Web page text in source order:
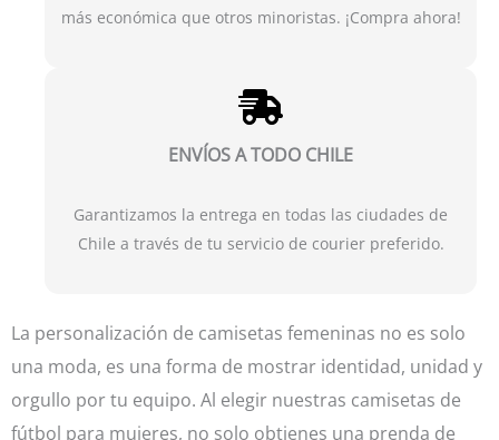
más económica que otros minoristas. ¡Compra ahora!
ENVÍOS A TODO CHILE
Garantizamos la entrega en todas las ciudades de
Chile a través de tu servicio de courier preferido.
La personalización de camisetas femeninas no es solo
una moda, es una forma de mostrar identidad, unidad y
orgullo por tu equipo. Al elegir nuestras camisetas de
fútbol para mujeres, no solo obtienes una prenda de